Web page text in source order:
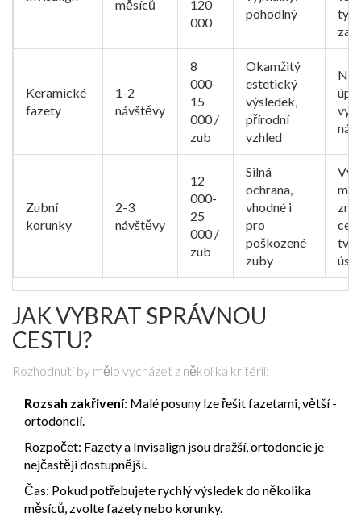
měsíců
120
000
pohodlný
Keramické
fazety
1-2
návštěvy
8
000-
15
000 /
zub
Okamžitý
estetický
výsledek,
přírodní
vzhled
Zubní
korunky
2-3
návštěvy
12
000-
25
000 /
zub
Silná
ochrana,
vhodné i
pro
poškozené
zuby
tvar
JAK VYBRAT SPRÁVNOU
CESTU?
Rozhodnutí by mělo vycházet z několika kritérií:
Rozsah zakřivení: Malé posuny lze řešit fazetami, větší -
ortodoncií.
Rozpočet: Fazety a Invisalign jsou dražší, ortodoncie je
nejčastěji dostupnější.
Čas: Pokud potřebujete rychlý výsledek do několika
měsíců, zvolte fazety nebo korunky.